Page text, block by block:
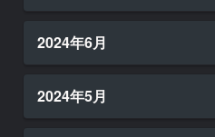
2024年6月
2024年5月